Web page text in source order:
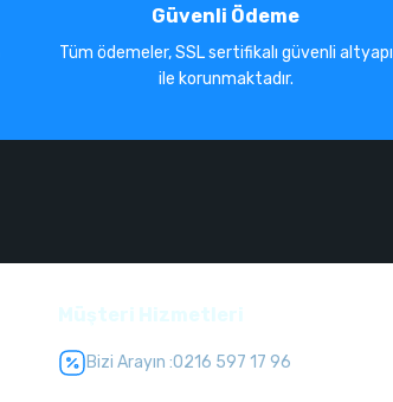
Güvenli Ödeme
Tüm ödemeler, SSL sertifikalı güvenli altyapı
ile korunmaktadır.
Bizi Arayın :0216 597 17 96